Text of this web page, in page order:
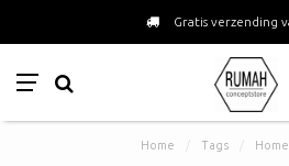
Gratis verzending
Home Tags